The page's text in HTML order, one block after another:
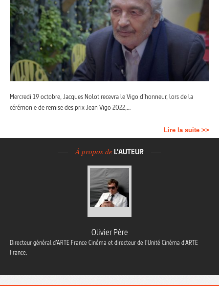
Mercredi 19 octobre, Jacques Nolot recevra le Vigo d’honneur, lors de la
cérémonie de remise des prix Jean Vigo 2022,…
Lire la suite >>
À propos de L'AUTEUR
Olivier Père
Directeur général d’ARTE France Cinéma et directeur de l’Unité Cinéma d’ARTE
France.